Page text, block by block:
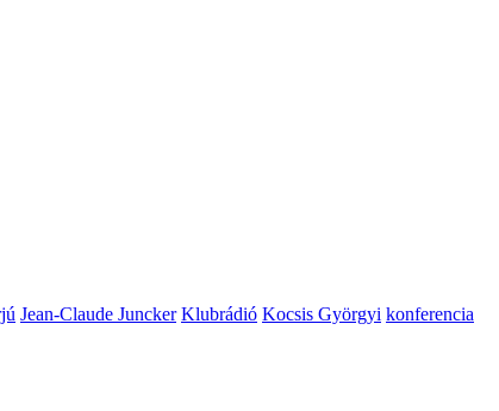
Jean-Claude Juncker Klubrádió Kocsis Györgyi konferencia